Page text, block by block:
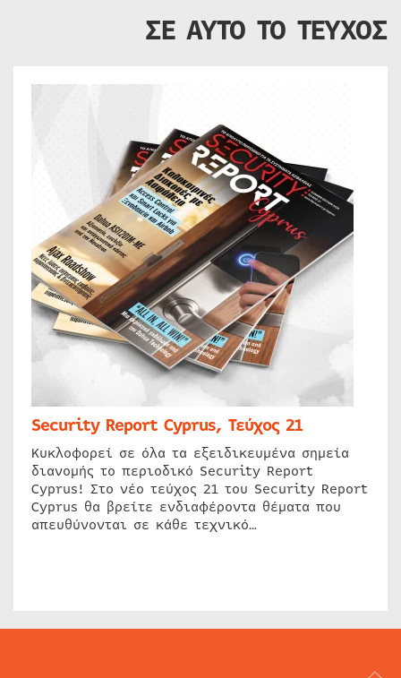
ΣΕ ΑΥΤΟ ΤΟ ΤΕΥΧΟΣ
Security Report Cyprus, Τεύχος 21
Κυκλοφορεί σε όλα τα εξειδικευμένα σημεία
διανομής το περιοδικό Security Report
Cyprus! Στο νέο τεύχος 21 του Security Report
Cyprus θα βρείτε ενδιαφέροντα θέματα που
απευθύνονται σε κάθε τεχνικό…